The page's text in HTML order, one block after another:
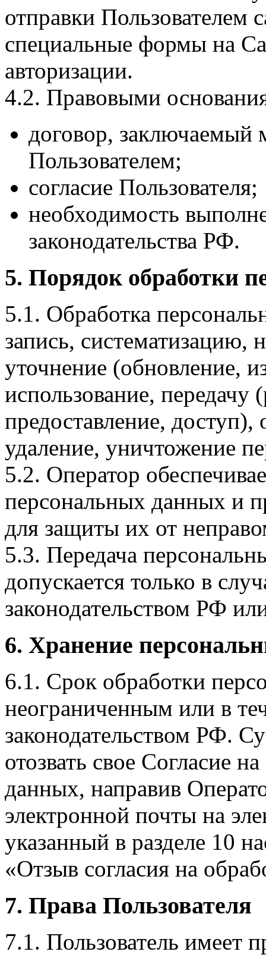
отправки Пользователем
специальные формы на
авторизации.
4.2. Правовыми
договор,
Пользователем;
согласие Пользователя;
необходимость
законодательства РФ.
5. Порядок обработки
5.1. Обработка
запись, систематизацию,
уточнение (обновление,
использование, передачу
предоставление, доступ),
удаление, уничтожение
5.2. Оператор
персональных данных и
для защиты их от
5.3. Передача
допускается только в
законодательством РФ
6. Хранение
6.1. Срок обработки
неограниченным или в
законодательством РФ.
отозвать свое Согласие
данных, направив
электронной почты на
указанный в разделе 10
«Отзыв согласия на
7. Права Пользователя
7.1. Пользователь имеет